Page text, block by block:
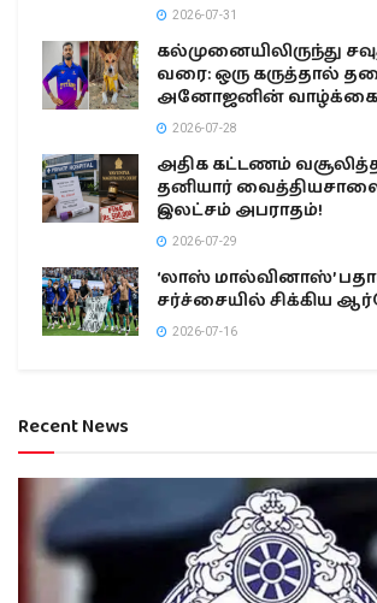
2026-07-31
கல்முனையிலிருந்து
வரை: ஒரு கருத்தால்
அனோஜனின்
2026-07-28
அதிக கட்டணம்
தனியார்
இலட்சம் அபராதம்!
2026-07-29
‘லாஸ் மால்வினாஸ்’
சர்ச்சையில் சிக்கிய
2026-07-16
Recent News